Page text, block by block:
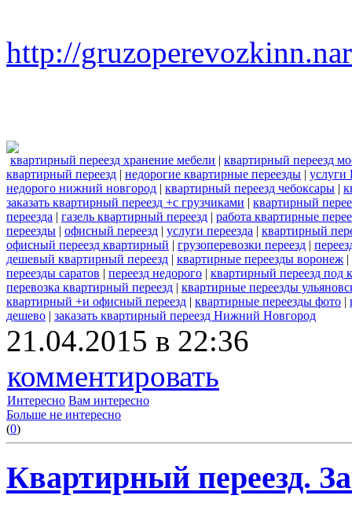
http://
квартирный переезд хранение мебели | квартирный переезд
квартирный переезд | недорогие квартирные переезды | услуги
недорого нижний новгород | квартирный переезд чебоксары |
заказать квартирный переезд +с грузчиками | квартирный
переезда | газель квартирный переезд | работа квартирные
переезды | офисный переезд | услуги переезда | квартирный
офисный переезд квартирный | грузоперевозки переезд |
дешевый квартирный переезд | квартирные переезды воронеж |
переезды саратов | переезд недорого | квартирный переезд под
перевозка квартирный переезд | квартирные переезды
квартирный +и офисный переезд | квартирные переезды фото |
дешево | заказать квартирный переезд Нижний Новгород
21.04.2015 в 22:36
комментировать
Интересно Вам интересно
Больше не интересно
(0)
Квартирный переезд.